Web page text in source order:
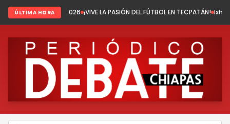
ÚLTIMA HORA
2026 ¡VIVE LA PASIÓN DEL FÚTBOL EN TECPATÁN! Ixhuatán: Tenemos